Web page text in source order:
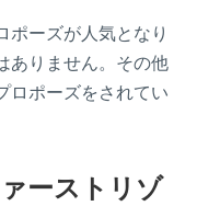
ポーズが人気となり
ありません。その他
ロポーズをされてい
ーストリゾ